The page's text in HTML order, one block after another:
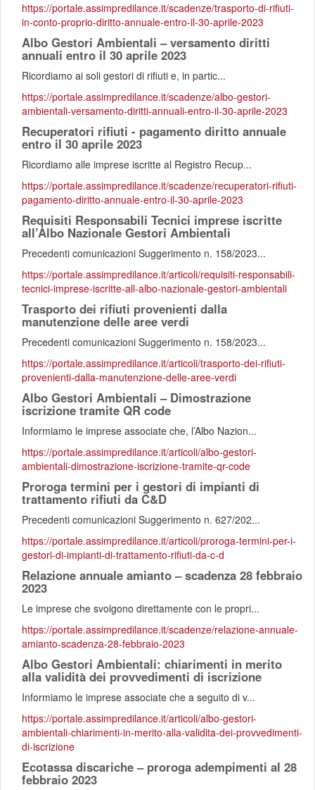
https://portale.assimpredilance.it/scadenze/trasporto-di-rifiuti-
in-conto-proprio-diritto-annuale-entro-il-30-aprile-2023
Albo Gestori Ambientali – versamento diritti
annuali entro il 30 aprile 2023
Ricordiamo ai soli gestori di rifiuti e, in partic...
https://portale.assimpredilance.it/scadenze/albo-gestori-
ambientali-versamento-diritti-annuali-entro-il-30-aprile-2023
Recuperatori rifiuti - pagamento diritto annuale
entro il 30 aprile 2023
Ricordiamo alle imprese iscritte al Registro Recup...
https://portale.assimpredilance.it/scadenze/recuperatori-rifiuti-
pagamento-diritto-annuale-entro-il-30-aprile-2023
Requisiti Responsabili Tecnici imprese iscritte
all’Albo Nazionale Gestori Ambientali
Precedenti comunicazioni Suggerimento n. 158/2023...
https://portale.assimpredilance.it/articoli/requisiti-responsabili-
tecnici-imprese-iscritte-all-albo-nazionale-gestori-ambientali
Trasporto dei rifiuti provenienti dalla
manutenzione delle aree verdi
Precedenti comunicazioni Suggerimento n. 158/2023...
https://portale.assimpredilance.it/articoli/trasporto-dei-rifiuti-
provenienti-dalla-manutenzione-delle-aree-verdi
Albo Gestori Ambientali – Dimostrazione
iscrizione tramite QR code
Informiamo le imprese associate che, l’Albo Nazion...
https://portale.assimpredilance.it/articoli/albo-gestori-
ambientali-dimostrazione-iscrizione-tramite-qr-code
Proroga termini per i gestori di impianti di
trattamento rifiuti da C&D
Precedenti comunicazioni Suggerimento n. 627/202...
https://portale.assimpredilance.it/articoli/proroga-termini-per-i-
gestori-di-impianti-di-trattamento-rifiuti-da-c-d
Relazione annuale amianto – scadenza 28 febbraio
2023
Le imprese che svolgono direttamente con le propri...
https://portale.assimpredilance.it/scadenze/relazione-annuale-
amianto-scadenza-28-febbraio-2023
Albo Gestori Ambientali: chiarimenti in merito
alla validità dei provvedimenti di iscrizione
Informiamo le imprese associate che a seguito di v...
https://portale.assimpredilance.it/articoli/albo-gestori-
ambientali-chiarimenti-in-merito-alla-validita-dei-provvedimenti-
di-iscrizione
Ecotassa discariche – proroga adempimenti al 28
febbraio 2023